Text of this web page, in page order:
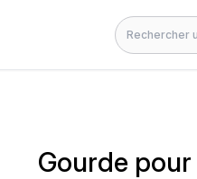
Rechercher
Gourde